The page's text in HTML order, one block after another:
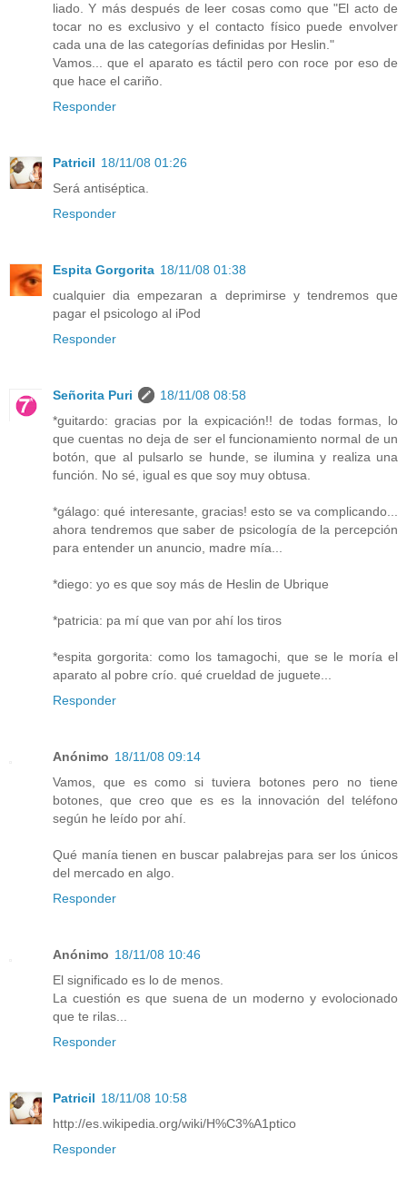
liado. Y más después de leer cosas como que "El acto de
tocar no es exclusivo y el contacto físico puede envolver
cada una de las categorías definidas por Heslin."
Vamos... que el aparato es táctil pero con roce por eso de
que hace el cariño.
Responder
Patricil 18/11/08 01:26
Será antiséptica.
Responder
Espita Gorgorita 18/11/08 01:38
cualquier dia empezaran a deprimirse y tendremos que
pagar el psicologo al iPod
Responder
Señorita Puri
18/11/08 08:58
*guitardo: gracias por la expicación!! de todas formas, lo
que cuentas no deja de ser el funcionamiento normal de un
botón, que al pulsarlo se hunde, se ilumina y realiza una
función. No sé, igual es que soy muy obtusa.
*gálago: qué interesante, gracias! esto se va complicando...
ahora tendremos que saber de psicología de la percepción
para entender un anuncio, madre mía...
*diego: yo es que soy más de Heslin de Ubrique
*patricia: pa mí que van por ahí los tiros
*espita gorgorita: como los tamagochi, que se le moría el
aparato al pobre crío. qué crueldad de juguete...
Responder
Anónimo 18/11/08 09:14
Vamos, que es como si tuviera botones pero no tiene
botones, que creo que es es la innovación del teléfono
según he leído por ahí.
Qué manía tienen en buscar palabrejas para ser los únicos
del mercado en algo.
Responder
Anónimo 18/11/08 10:46
El significado es lo de menos.
La cuestión es que suena de un moderno y evolocionado
que te rilas...
Responder
Patricil 18/11/08 10:58
http://es.wikipedia.org/wiki/H%C3%A1ptico
Responder